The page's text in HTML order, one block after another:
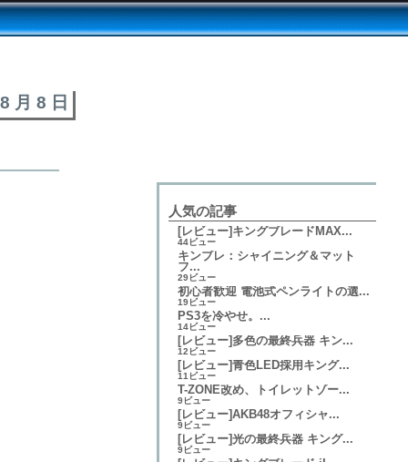
月 8 日
人気の記事
[レビュー]キングブレードMAX...
44ビュー
キンブレ：シャイニング＆マット
フ...
29ビュー
初心者歓迎 電池式ペンライトの選...
19ビュー
PS3を冷やせ。...
14ビュー
[レビュー]多色の最終兵器 キン...
12ビュー
[レビュー]青色LED採用キング...
11ビュー
T-ZONE改め、トイレットゾー...
9ビュー
[レビュー]AKB48オフィシャ...
9ビュー
[レビュー]光の最終兵器 キング...
9ビュー